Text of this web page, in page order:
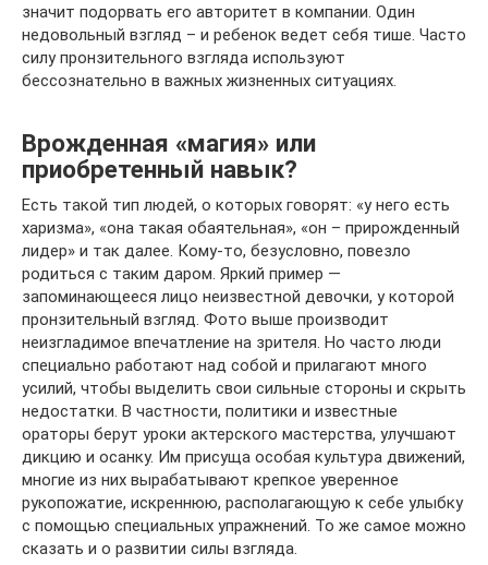
значит подорвать его авторитет в компании. Один
недовольный взгляд – и ребенок ведет себя тише. Часто
силу пронзительного взгляда используют
бессознательно в важных жизненных ситуациях.
Врожденная «магия» или
приобретенный навык?
Есть такой тип людей, о которых говорят: «у него есть
харизма», «она такая обаятельная», «он – прирожденный
лидер» и так далее. Кому-то, безусловно, повезло
родиться с таким даром. Яркий пример —
запоминающееся лицо неизвестной девочки, у которой
пронзительный взгляд. Фото выше производит
неизгладимое впечатление на зрителя. Но часто люди
специально работают над собой и прилагают много
усилий, чтобы выделить свои сильные стороны и скрыть
недостатки. В частности, политики и известные
ораторы берут уроки актерского мастерства, улучшают
дикцию и осанку. Им присуща особая культура движений,
многие из них вырабатывают крепкое уверенное
рукопожатие, искреннюю, располагающую к себе улыбку
с помощью специальных упражнений. То же самое можно
сказать и о развитии силы взгляда.